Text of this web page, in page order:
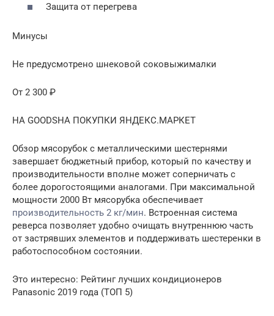
Защита от перегрева
Минусы
Не предусмотрено шнековой соковыжималки
От 2 300 ₽
НА GOODSНА ПОКУПКИ ЯНДЕКС.МАРКЕТ
Обзор мясорубок с металлическими шестернями
завершает бюджетный прибор, который по качеству и
производительности вполне может соперничать с
более дорогостоящими аналогами. При максимальной
мощности 2000 Вт мясорубка обеспечивает
производительность 2 кг/мин. Встроенная система
реверса позволяет удобно очищать внутреннюю часть
от застрявших элементов и поддерживать шестеренки в
работоспособном состоянии.
Это интересно: Рейтинг лучших кондиционеров
Panasonic 2019 года (ТОП 5)